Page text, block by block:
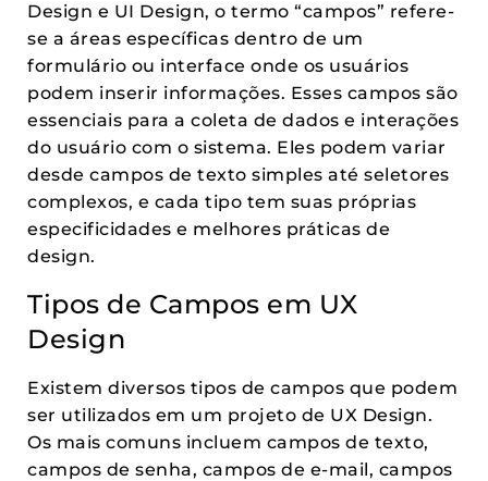
Design e UI Design, o termo “campos” refere-
se a áreas específicas dentro de um
formulário ou interface onde os usuários
podem inserir informações. Esses campos são
essenciais para a coleta de dados e interações
do usuário com o sistema. Eles podem variar
desde campos de texto simples até seletores
complexos, e cada tipo tem suas próprias
especificidades e melhores práticas de
design.
Tipos de Campos em UX
Design
Existem diversos tipos de campos que podem
ser utilizados em um projeto de UX Design.
Os mais comuns incluem campos de texto,
campos de senha, campos de e-mail, campos